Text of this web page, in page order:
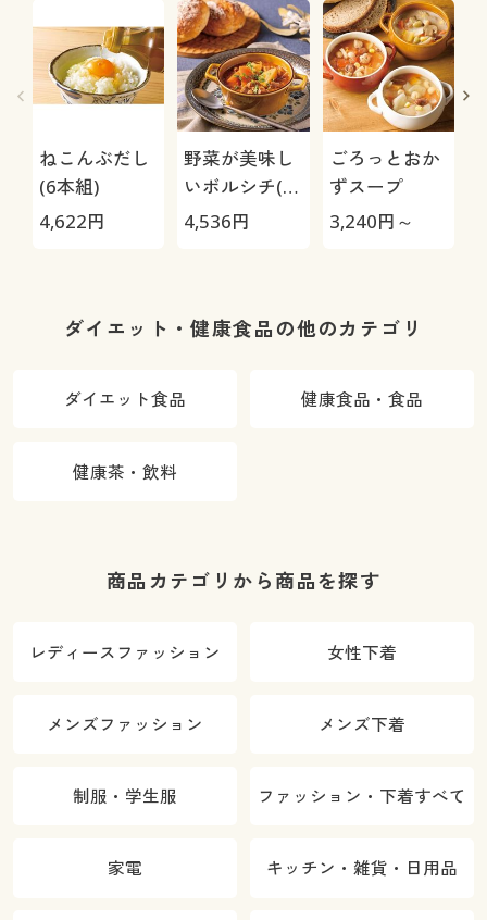
ねこんぶだし
(6本組)
4,622円
野菜が美味し
いボルシチ(7
袋セット)
4,536円
ごろっとおか
ずスープ
3,240円～
ダイエット・健康食品の他のカテゴリ
ダイエット食品 健康食品・食品
健康茶・飲料
商品カテゴリから商品を探す
レディースファッション 女性下着
メンズファッション メンズ下着
制服・学生服 ファッション・下着すべて
家電 キッチン・雑貨・日用品